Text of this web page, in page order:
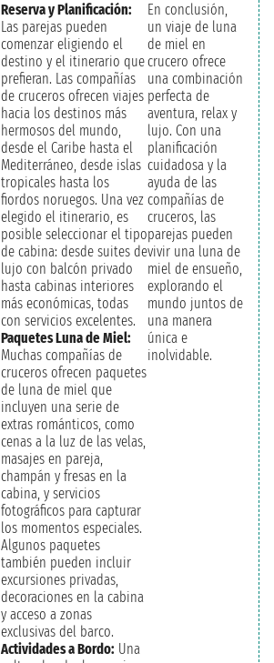
Reserva y Planificación:
Las parejas pueden
comenzar eligiendo el
destino y el itinerario que
prefieran. Las compañías
de cruceros ofrecen viajes
hacia los destinos más
hermosos del mundo,
desde el Caribe hasta el
Mediterráneo, desde islas
tropicales hasta los
fiordos noruegos. Una vez
elegido el itinerario, es
posible seleccionar el tipo
de cabina: desde suites de
lujo con balcón privado
hasta cabinas interiores
más económicas, todas
con servicios excelentes.
Paquetes Luna de Miel:
Muchas compañías de
cruceros ofrecen paquetes
de luna de miel que
incluyen una serie de
extras románticos, como
cenas a la luz de las velas,
masajes en pareja,
champán y fresas en la
cabina, y servicios
fotográficos para capturar
los momentos especiales.
Algunos paquetes
también pueden incluir
excursiones privadas,
decoraciones en la cabina
y acceso a zonas
exclusivas del barco.
Actividades a Bordo: Una
En conclusión,
un viaje de luna
de miel en
crucero ofrece
una combinación
perfecta de
aventura, relax y
lujo. Con una
planificación
cuidadosa y la
ayuda de las
compañías de
cruceros, las
parejas pueden
vivir una luna de
miel de ensueño,
explorando el
mundo juntos de
una manera
única e
inolvidable.